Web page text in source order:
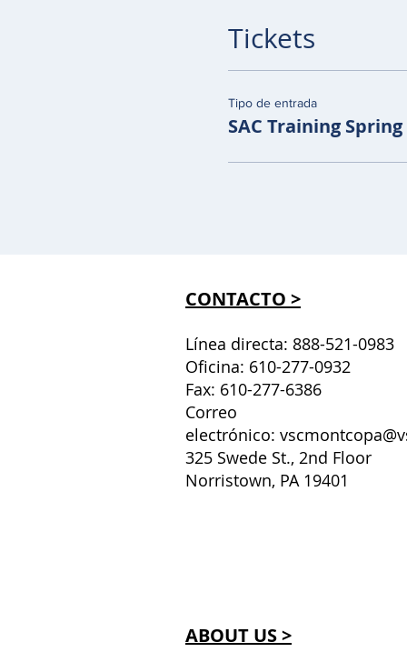
Tickets
Tipo de entrada
SAC Training Spring
CONTACTO >
Línea directa: 888-521-0983
Oficina: 610-277-0932
Fax: 610-277-6386
Correo
electrónico:
325 Swede St., 2nd Floor
Norristown, PA 19401
ABOUT US >